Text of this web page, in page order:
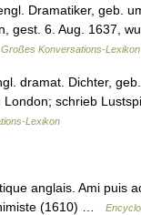
Dramatiker, geb.
gest. 6. Aug. 1637,
Konversations-Lexikon
dramat. Dichter,
schrieb
Lexikon
anglais. Ami puis
(1610) …